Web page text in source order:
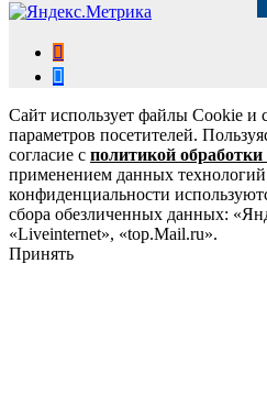
Сайт использует файлы Cookie и
параметров посетителей.
согласие с политикой
применением данных
конфиденциальности
сбора обезличенных данных:
«Liveinternet», «top.Mail.ru».
Принять